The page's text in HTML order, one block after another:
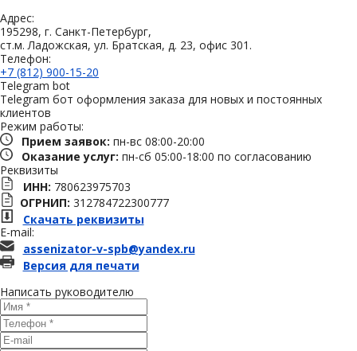
Адрес:
195298, г. Санкт-Петербург,
ст.м. Ладожская, ул. Братская, д. 23, офис 301.
Телефон:
+7 (812) 900-15-20
Telegram bot
Telegram бот оформления заказа для новых и постоянных
клиентов
Режим работы:
Прием заявок: пн-вс 08:00-20:00
Оказание услуг: пн-сб 05:00-18:00 по согласованию
Реквизиты
ИНН: 780623975703
ОГРНИП: 312784722300777
Скачать реквизиты
E-mail:
assenizator-v-spb@yandex.ru
Версия для печати
Написать руководителю